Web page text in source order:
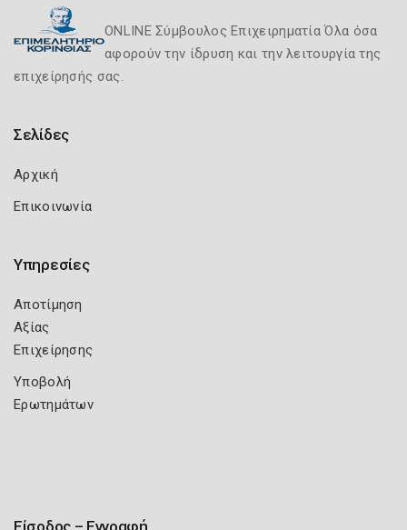
ONLINE Σύμβουλος Επιχειρηματία Όλα όσα
αφορούν την ίδρυση και την λειτουργία της
επιχείρησής σας.
Σελίδες
Αρχική
Επικοινωνία
Υπηρεσίες
Αποτίμηση
Αξίας
Επιχείρησης
Υποβολή
Ερωτημάτων
Είσοδος – Εγγραφή